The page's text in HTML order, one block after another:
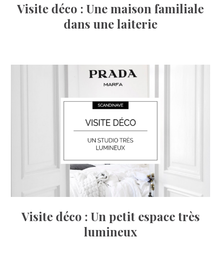
Visite déco : Une maison familiale
dans une laiterie
Visite déco : Un petit espace très
lumineux